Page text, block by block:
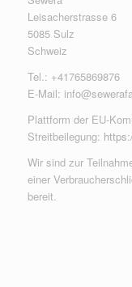
Leisacherstrasse 6
5085 Sulz
Schweiz
Tel.: +41765869876
E-Mail:
Plattform der EU-
Streitbeilegung:
Wir sind zur
einer
bereit.